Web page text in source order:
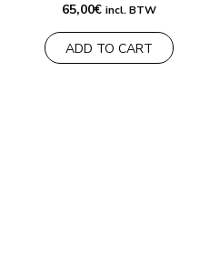
65,00€ incl. BTW
ADD TO CART